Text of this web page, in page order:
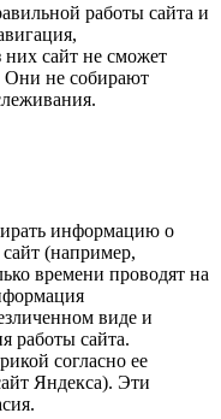
работы сайта и
них сайт не сможет
Они не собирают
информацию о
(например,
времени проводят на
виде и
работы сайта.
согласно ее
Яндекса). Эти